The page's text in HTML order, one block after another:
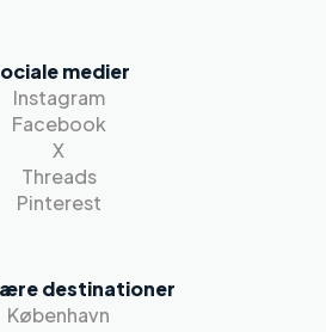
medier
Instagram
Facebook
X
Threads
Pinterest
destinationer
København